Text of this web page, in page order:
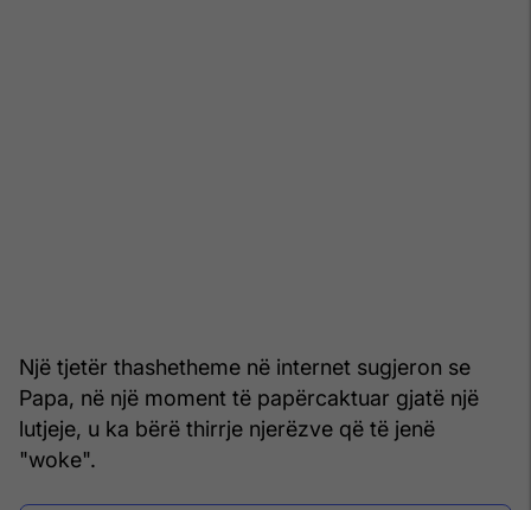
Një tjetër thashetheme në internet sugjeron se
Papa, në një moment të papërcaktuar gjatë një
lutjeje, u ka bërë thirrje njerëzve që të jenë
"woke".